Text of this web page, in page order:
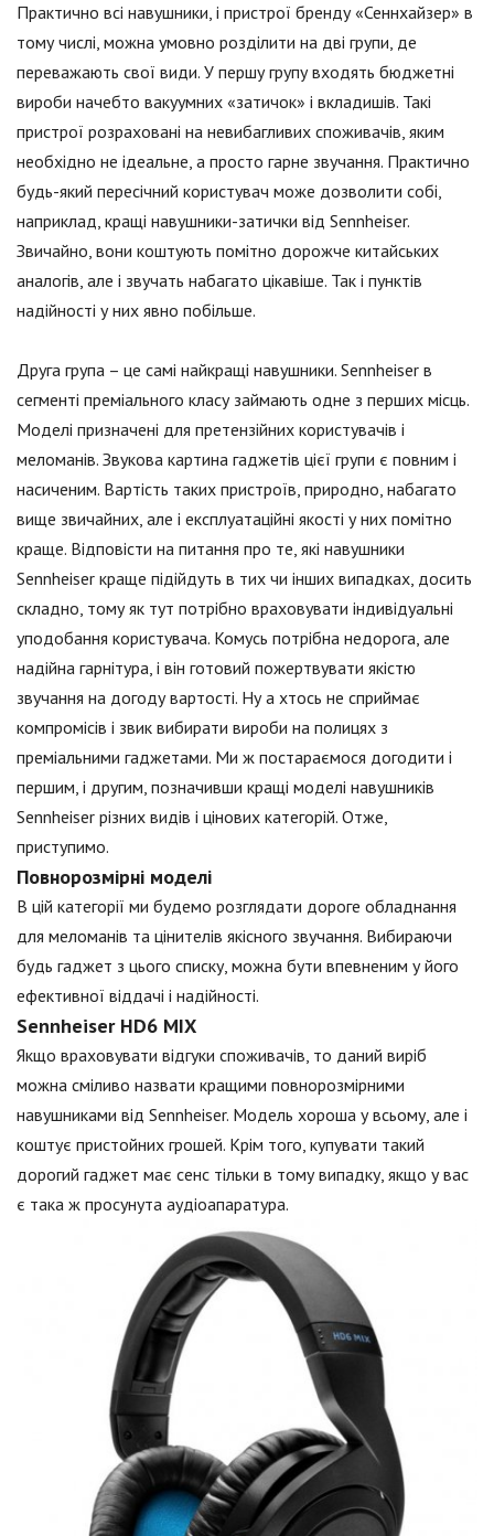
Практично всі навушники, і пристрої бренду «Сеннхайзер» в
тому числі, можна умовно розділити на дві групи, де
переважають свої види. У першу групу входять бюджетні
вироби начебто вакуумних «затичок» і вкладишів. Такі
пристрої розраховані на невибагливих споживачів, яким
необхідно не ідеальне, а просто гарне звучання. Практично
будь-який пересічний користувач може дозволити собі,
наприклад, кращі навушники-затички від Sennheiser.
Звичайно, вони коштують помітно дорожче китайських
аналогів, але і звучать набагато цікавіше. Так і пунктів
надійності у них явно побільше.
Друга група – це самі найкращі навушники. Sennheiser в
сегменті преміального класу займають одне з перших місць.
Моделі призначені для претензійних користувачів і
меломанів. Звукова картина гаджетів цієї групи є повним і
насиченим. Вартість таких пристроїв, природно, набагато
вище звичайних, але і експлуатаційні якості у них помітно
краще. Відповісти на питання про те, які навушники
Sennheiser краще підійдуть в тих чи інших випадках, досить
складно, тому як тут потрібно враховувати індивідуальні
уподобання користувача. Комусь потрібна недорога, але
надійна гарнітура, і він готовий пожертвувати якістю
звучання на догоду вартості. Ну а хтось не сприймає
компромісів і звик вибирати вироби на полицях з
преміальними гаджетами. Ми ж постараємося догодити і
першим, і другим, позначивши кращі моделі навушників
Sennheiser різних видів і цінових категорій. Отже,
приступимо.
Повнорозмірні моделі
В цій категорії ми будемо розглядати дороге обладнання
для меломанів та цінителів якісного звучання. Вибираючи
будь гаджет з цього списку, можна бути впевненим у його
ефективної віддачі і надійності.
Sennheiser HD6 MIX
Якщо враховувати відгуки споживачів, то даний виріб
можна сміливо назвати кращими повнорозмірними
навушниками від Sennheiser. Модель хороша у всьому, але і
коштує пристойних грошей. Крім того, купувати такий
дорогий гаджет має сенс тільки в тому випадку, якщо у вас
є така ж просунута аудіоапаратура.